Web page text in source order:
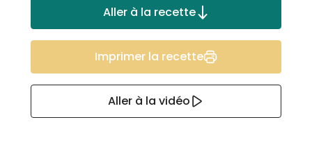
Aller à la recette
Imprimer la recette
Aller à la vidéo